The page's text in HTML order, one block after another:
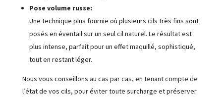
Pose volume russe:
Une technique plus fournie où plusieurs cils très fins sont
posés en éventail sur un seul cil naturel. Le résultat est
plus intense, parfait pour un effet maquillé, sophistiqué,
tout en restant léger.
Nous vous conseillons au cas par cas, en tenant compte de
l’état de vos cils, pour éviter toute surcharge et préserver